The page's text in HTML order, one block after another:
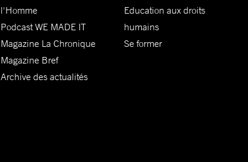
l'Homme
Podcast WE MADE IT
Magazine La Chronique
Magazine Bref
Archive des actualités
Education aux droits
humains
Se former